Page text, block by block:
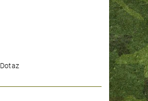
Dotaz